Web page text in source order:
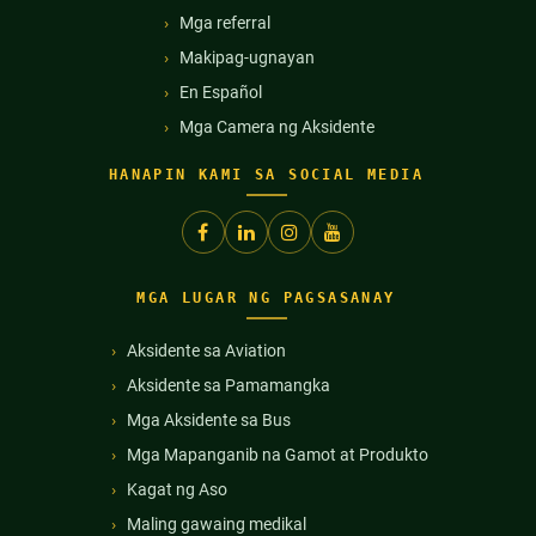
Mga referral
Makipag-ugnayan
En Español
Mga Camera ng Aksidente
HANAPIN KAMI SA SOCIAL MEDIA
MGA LUGAR NG PAGSASANAY
Aksidente sa Aviation
Aksidente sa Pamamangka
Mga Aksidente sa Bus
Mga Mapanganib na Gamot at Produkto
Kagat ng Aso
Maling gawaing medikal